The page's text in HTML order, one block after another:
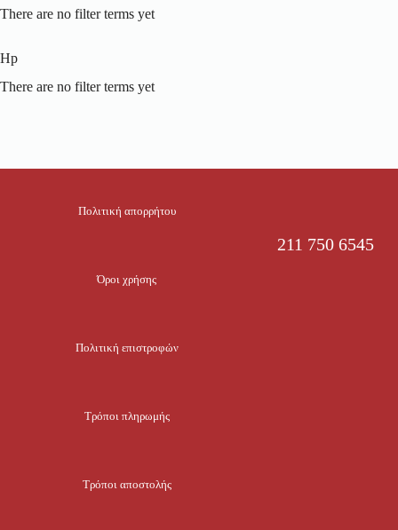
There are no filter terms yet
Hp
There are no filter terms yet
Πολιτική απορρήτου
Όροι χρήσης
Πολιτική επιστροφών
Τρόποι πληρωμής
Τρόποι αποστολής
211 750 6545